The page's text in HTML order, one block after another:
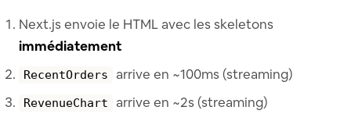
Next.js envoie le HTML avec les skeletons
immédiatement
RecentOrders arrive en ~100ms (streaming)
RevenueChart
arrive en ~2s (streaming)